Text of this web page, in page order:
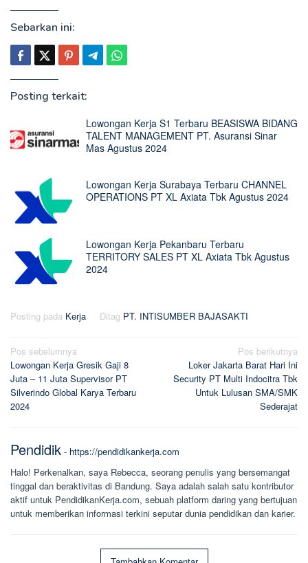
Sebarkan ini:
Posting terkait:
Lowongan Kerja S1 Terbaru BEASISWA BIDANG
TALENT MANAGEMENT PT. Asuransi Sinar
Mas Agustus 2024
Lowongan Kerja Surabaya Terbaru CHANNEL
OPERATIONS PT XL Axiata Tbk Agustus 2024
Lowongan Kerja Pekanbaru Terbaru
TERRITORY SALES PT XL Axiata Tbk Agustus
2024
Posting pada Kerja Ditag PT. INTISUMBER BAJASAKTI
Navigasi
pos
Pos sebelumnya
Lowongan Kerja Gresik Gaji 8
Juta – 11 Juta Supervisor PT
Silverindo Global Karya Terbaru
2024
Pos berikutnya
Loker Jakarta Barat Hari Ini
Security PT Multi Indocitra Tbk
Untuk Lulusan SMA/SMK
Sederajat
Pendidik - https://pendidikankerja.com
Halo! Perkenalkan, saya Rebecca, seorang penulis yang bersemangat
tinggal dan beraktivitas di Bandung. Saya adalah salah satu kontributor
aktif untuk PendidikanKerja.com, sebuah platform daring yang bertujuan
untuk memberikan informasi terkini seputar dunia pendidikan dan karier.